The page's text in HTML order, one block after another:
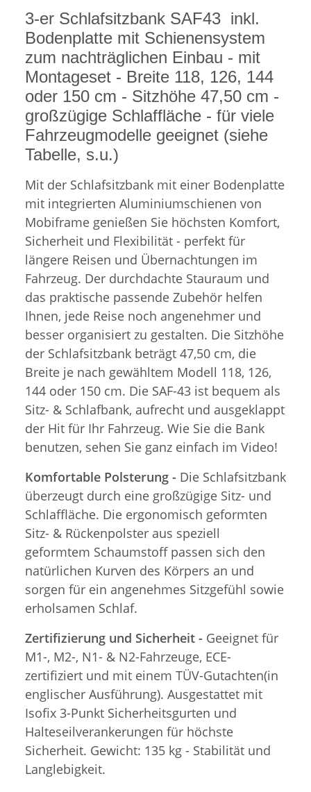
3-er Schlafsitzbank SAF43 inkl.
Bodenplatte mit Schienensystem
zum nachträglichen Einbau - mit
Montageset - Breite 118, 126, 144
oder 150 cm - Sitzhöhe 47,50 cm -
großzügige Schlaffläche - für viele
Fahrzeugmodelle geeignet (siehe
Tabelle, s.u.)
Mit der Schlafsitzbank mit einer Bodenplatte
mit integrierten Aluminiumschienen von
Mobiframe genießen Sie höchsten Komfort,
Sicherheit und Flexibilität - perfekt für
längere Reisen und Übernachtungen im
Fahrzeug. Der durchdachte Stauraum und
das praktische passende Zubehör helfen
Ihnen, jede Reise noch angenehmer und
besser organisiert zu gestalten. Die Sitzhöhe
der Schlafsitzbank beträgt 47,50 cm, die
Breite je nach gewähltem Modell 118, 126,
144 oder 150 cm. Die SAF-43 ist bequem als
Sitz- & Schlafbank, aufrecht und ausgeklappt
der Hit für Ihr Fahrzeug. Wie Sie die Bank
benutzen, sehen Sie ganz einfach im Video!
Komfortable Polsterung - Die Schlafsitzbank
überzeugt durch eine großzügige Sitz- und
Schlaffläche. Die ergonomisch geformten
Sitz- & Rückenpolster aus speziell
geformtem Schaumstoff passen sich den
natürlichen Kurven des Körpers an und
sorgen für ein angenehmes Sitzgefühl sowie
erholsamen Schlaf.
Zertifizierung und Sicherheit - Geeignet für
M1-, M2-, N1- & N2-Fahrzeuge, ECE-
zertifiziert und mit einem TÜV-Gutachten(in
englischer Ausführung). Ausgestattet mit
Isofix 3-Punkt Sicherheitsgurten und
Halteseilverankerungen für höchste
Sicherheit. Gewicht: 135 kg - Stabilität und
Langlebigkeit.